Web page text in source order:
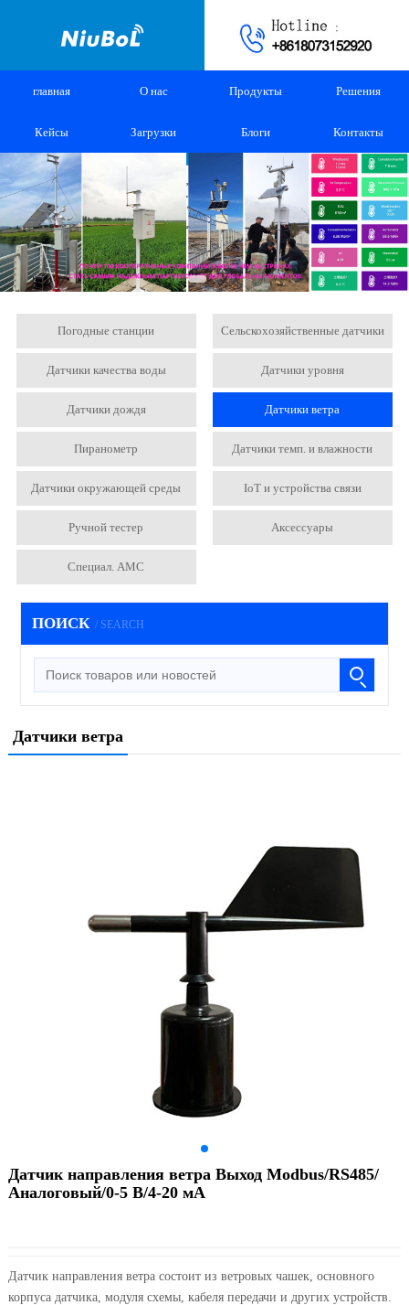
главная О нас Продукты Решения
Кейсы Загрузки Блоги Контакты
Погодные станции Сельскохозяйственные датчики
Датчики качества воды Датчики уровня
Датчики дождя Датчики ветра
Пиранометр Датчики темп. и влажности
Датчики окружающей среды IoT и устройства связи
Ручной тестер Аксессуары
Специал. АМС
ПОИСК / SEARCH
Датчики ветра
Датчик направления ветра Выход Modbus/RS485/
Аналоговый/0-5 В/4-20 мА
Датчик направления ветра состоит из ветровых чашек, основного
корпуса датчика, модуля схемы, кабеля передачи и других устройств.